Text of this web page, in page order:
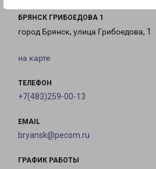
БРЯНСК ГРИБОЕДОВА 1
город Брянск, улица Грибоедова, 1
на карте
ТЕЛЕФОН
+7(483)259-00-13
EMAIL
bryansk@pecom.ru
ГРАФИК РАБОТЫ